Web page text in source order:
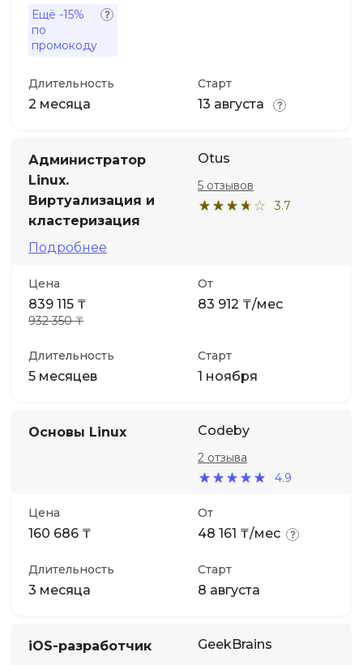
Ещё -15%
по
промокоду
Длительность
2 месяца
Старт
13 августа
Администратор
Linux.
Виртуализация и
кластеризация
Подробнее
Otus
3.7
5 отзывов
Цена
839 115 ₸
932 350 ₸
От
83 912 ₸/мес
Длительность
5 месяцев
Старт
1 ноября
Основы Linux Codeby
4.9
2 отзыва
Цена
160 686 ₸
От
48 161 ₸/мес
Длительность
3 месяца
Старт
8 августа
iOS-разработчик GeekBrains